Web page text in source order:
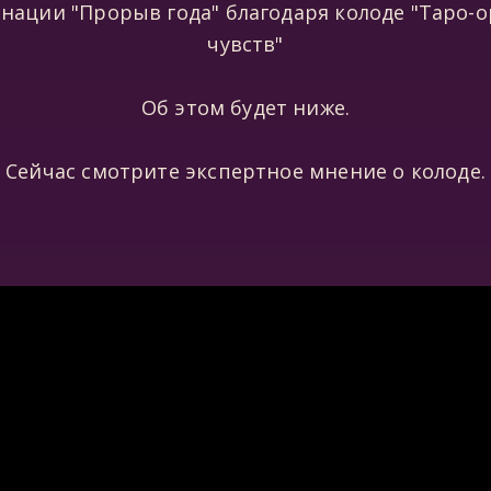
"Прорыв года" благодаря колоде "Таро-
чувств"
Об этом будет ниже.
Сейчас смотрите экспертное мнение о колоде.